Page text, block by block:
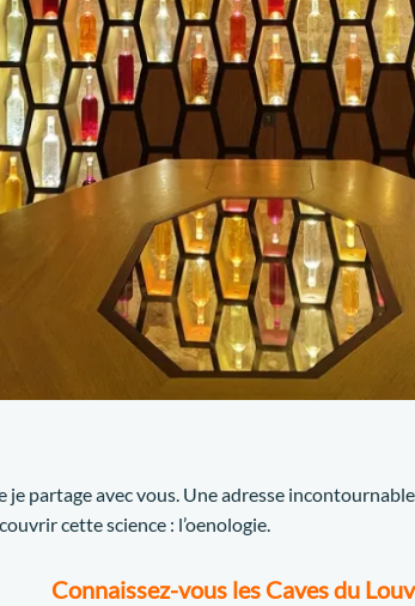
je partage avec vous. Une adresse
cette science : l’oenologie.
Connaissez-vous les Caves du